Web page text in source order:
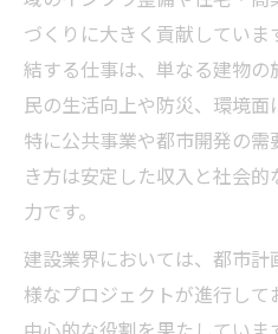
づくりに大きく貢献してい
結する仕事は、単なる建物
民の生活向上や防災、環境面
特に公共事業や都市開発の
き方は安定した収入と社会
力です。
建設業界においては、都市
様なプロジェクトが進行し